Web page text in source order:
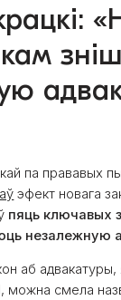
па прававых
эфект новага
пяць ключавых
незалежную
аб адвакатуры,
можна смела